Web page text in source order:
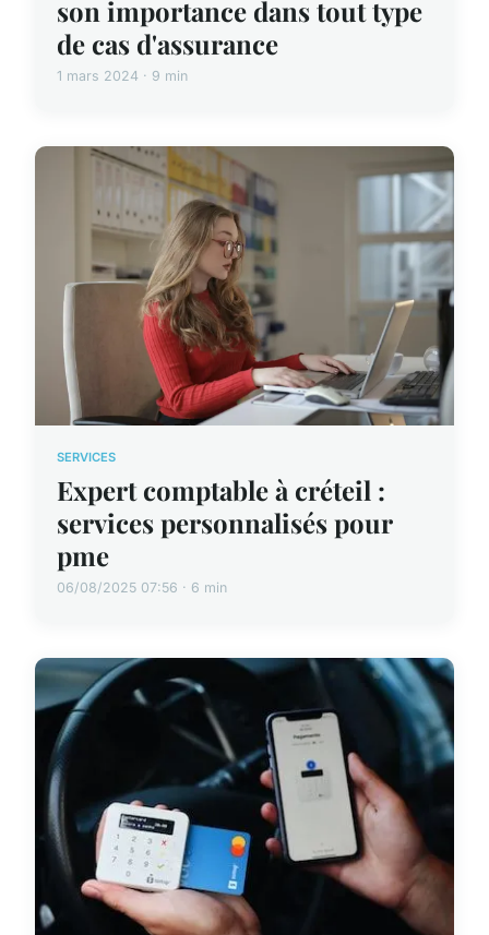
son importance dans tout type
de cas d'assurance
1 mars 2024 · 9 min
SERVICES
Expert comptable à créteil :
services personnalisés pour
pme
06/08/2025 07:56 · 6 min